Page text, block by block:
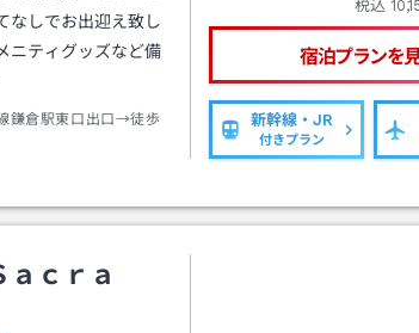
なしでお出迎え致し
ニティグッズなど備
鎌倉駅東口出口→徒歩
税込
宿泊プランを
新幹線・JR
付きプラン
ｃｒａ